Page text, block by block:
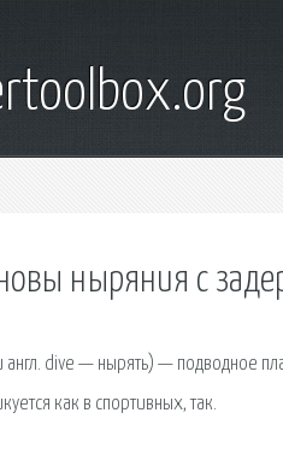
ныряния с
dive — нырять) — подводное
как в спортивных, так.